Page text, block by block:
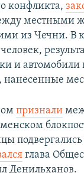
конфликта,
местными
из Чечни. В
и автомобили
нанесенные
признали
глава
Денильханов.